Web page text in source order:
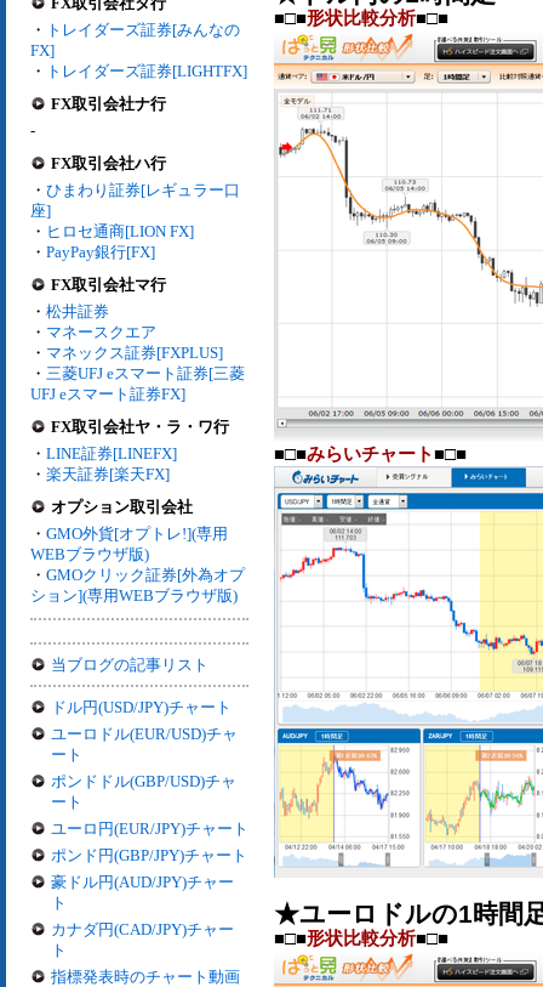
・ トレイダーズ証券[みんなの
FX]
・ トレイダーズ証券[LIGHTFX]
FX取引会社ナ行
-
FX取引会社ハ行
・ ひまわり証券[レギュラー口
座]
・ ヒロセ通商[LION FX]
・ PayPay銀行[FX]
FX取引会社マ行
・ 松井証券
・ マネースクエア
・ マネックス証券[FXPLUS]
・ 三菱UFJ eスマート証券[三菱
UFJ eスマート証券FX]
FX取引会社ヤ・ラ・ワ行
・ LINE証券[LINEFX]
・ 楽天証券[楽天FX]
オプション取引会社
・ GMO外貨[オプトレ!](専用
WEBブラウザ版)
・ GMOクリック証券[外為オプ
ション](専用WEBブラウザ版)
当ブログの記事リスト
ドル円(USD/JPY)チャート
ユーロドル(EUR/USD)チャ
ート
ポンドドル(GBP/USD)チャ
ート
ユーロ円(EUR/JPY)チャート
ポンド円(GBP/JPY)チャート
豪ドル円(AUD/JPY)チャー
ト
カナダ円(CAD/JPY)チャー
ト
指標発表時のチャート動画
■□■形状比較分析■□■
■□■みらいチャート■□■
★ユーロドルの1時間
■□■形状比較分析■□■